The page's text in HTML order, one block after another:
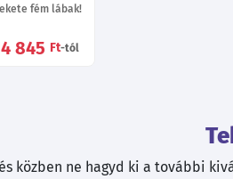
fém lábak!
845 Ft-tól
közben ne hagyd ki a további